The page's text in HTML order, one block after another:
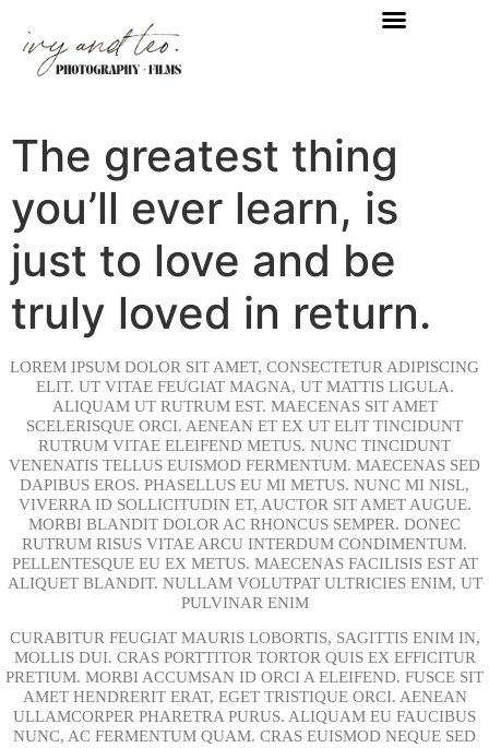
The greatest thing
you’ll ever learn, is
just to love and be
truly loved in return.
LOREM IPSUM DOLOR SIT AMET, CONSECTETUR ADIPISCING
ELIT. UT VITAE FEUGIAT MAGNA, UT MATTIS LIGULA.
ALIQUAM UT RUTRUM EST. MAECENAS SIT AMET
SCELERISQUE ORCI. AENEAN ET EX UT ELIT TINCIDUNT
RUTRUM VITAE ELEIFEND METUS. NUNC TINCIDUNT
VENENATIS TELLUS EUISMOD FERMENTUM. MAECENAS SED
DAPIBUS EROS. PHASELLUS EU MI METUS. NUNC MI NISL,
VIVERRA ID SOLLICITUDIN ET, AUCTOR SIT AMET AUGUE.
MORBI BLANDIT DOLOR AC RHONCUS SEMPER. DONEC
RUTRUM RISUS VITAE ARCU INTERDUM CONDIMENTUM.
PELLENTESQUE EU EX METUS. MAECENAS FACILISIS EST AT
ALIQUET BLANDIT. NULLAM VOLUTPAT ULTRICIES ENIM, UT
PULVINAR ENIM
CURABITUR FEUGIAT MAURIS LOBORTIS, SAGITTIS ENIM IN,
MOLLIS DUI. CRAS PORTTITOR TORTOR QUIS EX EFFICITUR
PRETIUM. MORBI ACCUMSAN ID ORCI A ELEIFEND. FUSCE SIT
AMET HENDRERIT ERAT, EGET TRISTIQUE ORCI. AENEAN
ULLAMCORPER PHARETRA PURUS. ALIQUAM EU FAUCIBUS
NUNC, AC FERMENTUM QUAM. CRAS EUISMOD NEQUE SED